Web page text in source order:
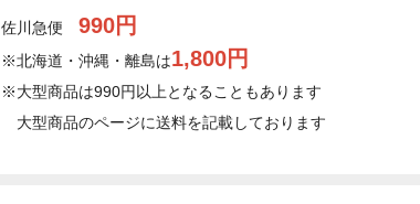
佐川急便 990円
※北海道・沖縄・離島は1,800円
※大型商品は990円以上となることもあります
大型商品のページに送料を記載しております